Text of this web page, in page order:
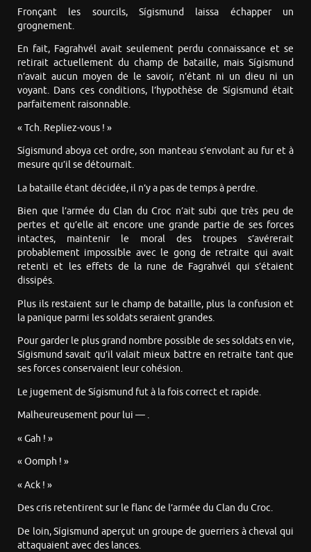
Fronçant les sourcils, Sígismund laissa échapper un
grognement.
En fait, Fagrahvél avait seulement perdu connaissance et se
retirait actuellement du champ de bataille, mais Sígismund
n’avait aucun moyen de le savoir, n’étant ni un dieu ni un
voyant. Dans ces conditions, l’hypothèse de Sígismund était
parfaitement raisonnable.
« Tch. Repliez-vous ! »
Sígismund aboya cet ordre, son manteau s’envolant au fur et à
mesure qu’il se détournait.
La bataille étant décidée, il n’y a pas de temps à perdre.
Bien que l’armée du Clan du Croc n’ait subi que très peu de
pertes et qu’elle ait encore une grande partie de ses forces
intactes, maintenir le moral des troupes s’avérerait
probablement impossible avec le gong de retraite qui avait
retenti et les effets de la rune de Fagrahvél qui s’étaient
dissipés.
Plus ils restaient sur le champ de bataille, plus la confusion et
la panique parmi les soldats seraient grandes.
Pour garder le plus grand nombre possible de ses soldats en vie,
Sígismund savait qu’il valait mieux battre en retraite tant que
ses forces conservaient leur cohésion.
Le jugement de Sígismund fut à la fois correct et rapide.
Malheureusement pour lui — .
« Gah ! »
« Oomph ! »
« Ack ! »
Des cris retentirent sur le flanc de l’armée du Clan du Croc.
De loin, Sígismund aperçut un groupe de guerriers à cheval qui
attaquaient avec des lances.